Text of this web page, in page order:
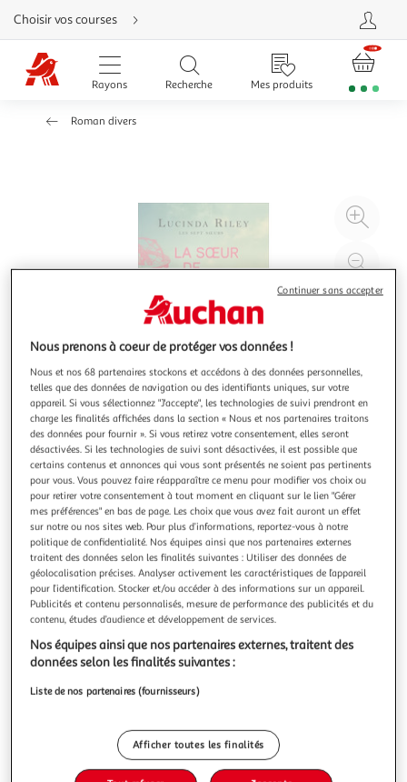
Aller
directement
au
contenu
Aller
directement
Aller
Choisir vos courses
Rayons Recherche Mes produits
Roman divers
à
LES SEPT SOEURS TOME 3 : LA SOEUR DE L'OMBRE.
STAR, Riley Lucinda
A la mort de leur père, énigmatique milliardaire qui les a
adoptées aux quatre coins du monde lorsqu'elles étaient
bébés, Star d'Aplièse et ses soeurs se retrouvent dans la
maison de leur enfance, Atlantis, un magnifique château
sur les bords du lac de Genève. Star, la troisième soeur, est
la plus m
En savoir +
Vous voulez connaître le prix de ce produit ?
Afficher le prix
Caractéristiques
Nous prenons à coeur de protéger vos données !
Nous et nos 68 partenaires stockons et accédons à des données personnelles,
telles que des données de navigation ou des identifiants uniques, sur votre
appareil. Si vous sélectionnez "J'accepte", les technologies de suivi prendront en
charge les finalités affichées dans la section « Nous et nos partenaires traitons
des données pour fournir ». Si vous retirez votre consentement, elles seront
désactivées. Si les technologies de suivi sont désactivées, il est possible que
certains contenus et annonces qui vous sont présentés ne soient pas pertinents
pour vous. Vous pouvez faire réapparaître ce menu pour modifier vos choix ou
pour retirer votre consentement à tout moment en cliquant sur le lien "Gérer
mes préférences" en bas de page. Les choix que vous avez fait auront un effet
sur notre ou nos sites web. Pour plus d’informations, reportez-vous à notre
politique de confidentialité. Nos équipes ainsi que nos partenaires externes
traitent des données selon les finalités suivantes : Utiliser des données de
géolocalisation précises. Analyser activement les caractéristiques de l’appareil
pour l’identification. Stocker et/ou accéder à des informations sur un appareil.
Publicités et contenu personnalisés, mesure de performance des publicités et du
contenu, études d’audience et développement de services.
Nos équipes ainsi que nos partenaires externes, traitent des
données selon les finalités suivantes :
Liste de nos partenaires (fournisseurs)
Afficher toutes les finalités
Continuer sans accepter